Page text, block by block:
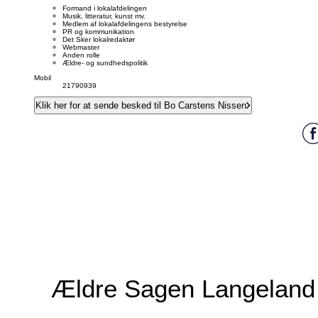
Formand i lokalafdelingen
Musik, litteratur, kunst mv.
Medlem af lokalafdelingens bestyrelse
PR og kommunikation
Det Sker lokalredaktør
Webmaster
Anden rolle
Ældre- og sundhedspolitik
Mobil
21790939
Klik her for at sende besked til Bo Carstens Nissen
Ældre Sagen Langeland